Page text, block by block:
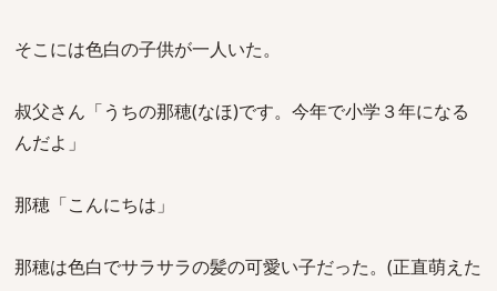
そこには色白の子供が一人いた。
叔父さん「うちの那穂(なほ)です。今年で小学３年になる
んだよ」
那穂「こんにちは」
那穂は色白でサラサラの髪の可愛い子だった。(正直萌えた